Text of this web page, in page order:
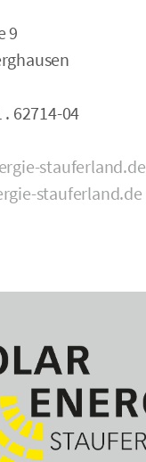
9
62714-04
stauferland.de
stauferland.de